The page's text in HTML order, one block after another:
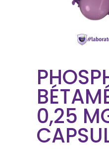
0,25